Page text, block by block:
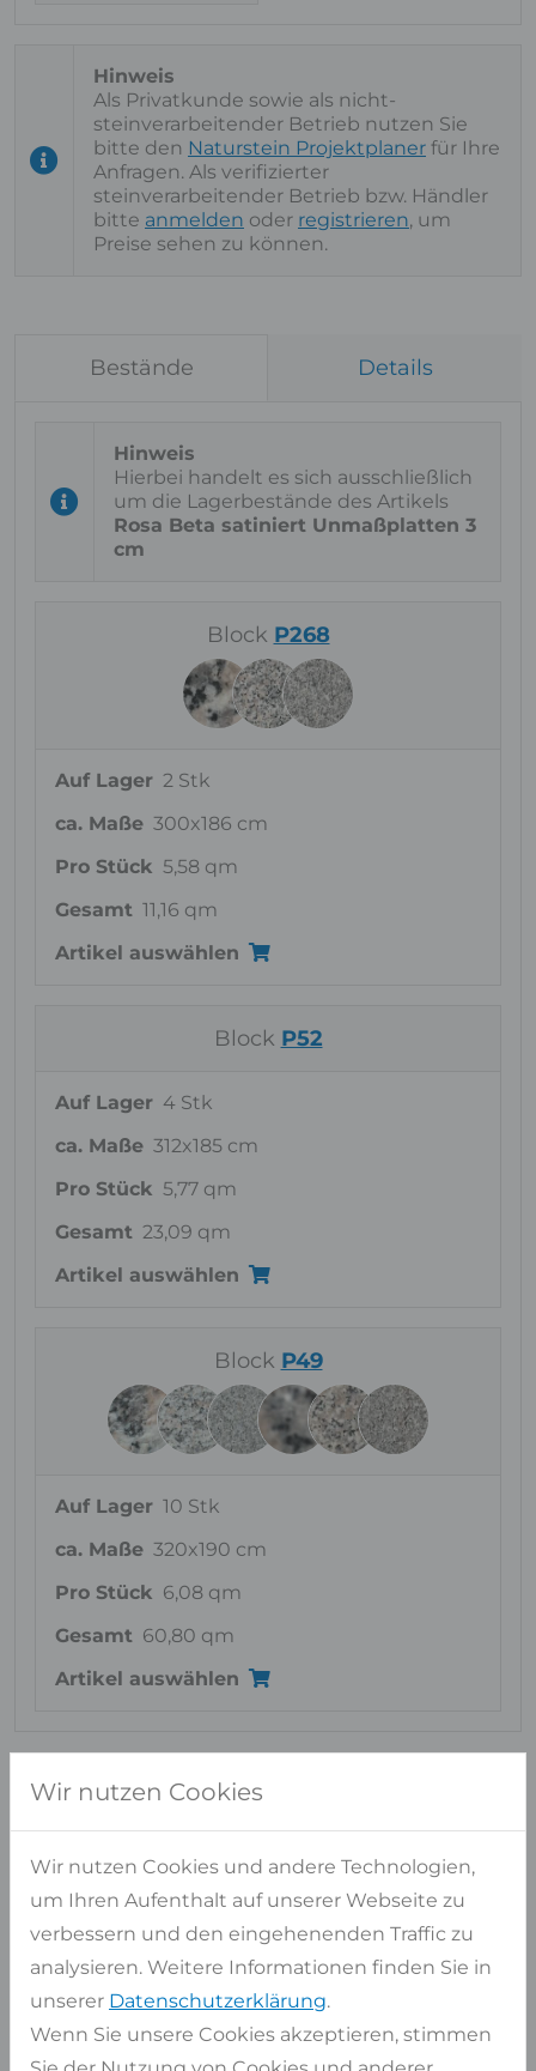
Als Privatkunde sowie als nicht-
steinverarbeitender Betrieb nutzen Sie
bitte den Naturstein Projektplaner für Ihre
Anfragen. Als verifizierter
steinverarbeitender Betrieb bzw. Händler
bitte anmelden oder registrieren, um
Preise sehen zu können.
Bestände Details
Hierbei handelt es sich ausschließlich
um die Lagerbestände des Artikels
Rosa Beta satiniert Unmaßplatten 3
cm
Block P268
Auf Lager 2 Stk
ca. Maße 300x186 cm
Pro Stück 5,58 qm
Gesamt 11,16 qm
Artikel auswählen
Block P52
Auf Lager 4 Stk
ca. Maße 312x185 cm
Pro Stück 5,77 qm
Gesamt 23,09 qm
Artikel auswählen
Block P49
Auf Lager 10 Stk
ca. Maße 320x190 cm
Pro Stück 6,08 qm
Gesamt 60,80 qm
Artikel auswählen
Ähnliche Materialien
FÜR ROSA BETA
Wir nutzen Cookies
Wir nutzen Cookies und andere Technologien,
um Ihren Aufenthalt auf unserer Webseite zu
verbessern und den eingehenenden Traffic zu
analysieren. Weitere Informationen finden Sie in
unserer Datenschutzerklärung.
Wenn Sie unsere Cookies akzeptieren, stimmen